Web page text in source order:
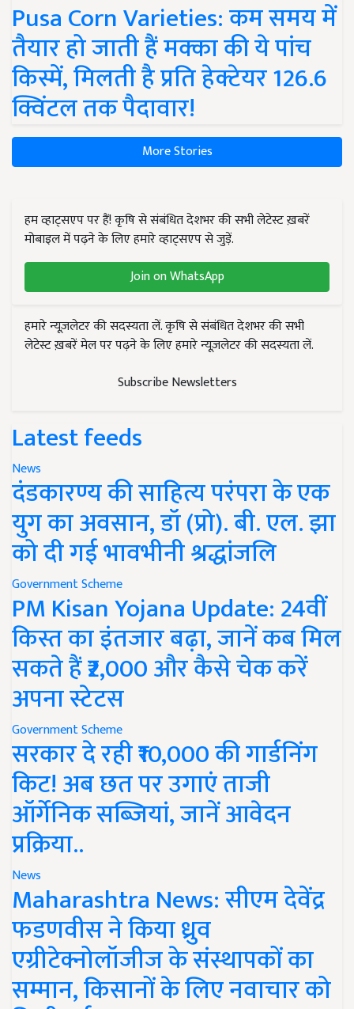
Pusa Corn Varieties: कम समय में
तैयार हो जाती हैं मक्का की ये पांच
किस्में, मिलती है प्रति हेक्टेयर 126.6
क्विंटल तक पैदावार!
More Stories
हम व्हाट्सएप पर हैं! कृषि से संबंधित देशभर की सभी लेटेस्ट ख़बरें
मोबाइल में पढ़ने के लिए हमारे व्हाट्सएप से जुड़ें.
Join on WhatsApp
हमारे न्यूज़लेटर की सदस्यता लें. कृषि से संबंधित देशभर की सभी
लेटेस्ट ख़बरें मेल पर पढ़ने के लिए हमारे न्यूज़लेटर की सदस्यता लें.
Subscribe Newsletters
Latest feeds
News
दंडकारण्य की साहित्य परंपरा के एक
युग का अवसान, डॉ (प्रो). बी. एल. झा
को दी गई भावभीनी श्रद्धांजलि
Government Scheme
PM Kisan Yojana Update: 24वीं
किस्त का इंतजार बढ़ा, जानें कब मिल
सकते हैं ₹2,000 और कैसे चेक करें
अपना स्टेटस
Government Scheme
सरकार दे रही ₹10,000 की गार्डनिंग
किट! अब छत पर उगाएं ताजी
ऑर्गेनिक सब्जियां, जानें आवेदन
प्रक्रिया..
News
Maharashtra News: सीएम देवेंद्र
फडणवीस ने किया ध्रुव
एग्रीटेक्नोलॉजीज के संस्थापकों का
सम्मान, किसानों के लिए नवाचार को